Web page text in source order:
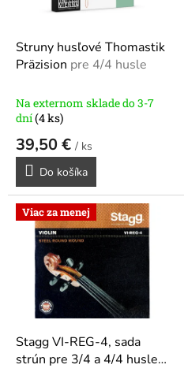
dStruny husľové Thomastik
Präzision pre 4/4 husle
Na externom sklade do 3-7
dní(4 ks)
39,50 € / ks
Do košíka
Viac za menej
Stagg VI-REG-4, sada
strún pre 3/4 a 4/4 husle